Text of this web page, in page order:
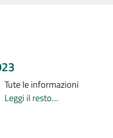
Tute le informazioni
Leggi il resto…